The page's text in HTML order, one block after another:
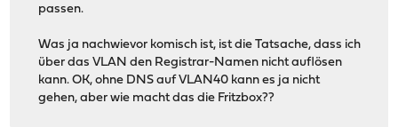
passen.
Was ja nachwievor komisch ist, ist die Tatsache, dass ich
über das VLAN den Registrar-Namen nicht auflösen
kann. OK, ohne DNS auf VLAN40 kann es ja nicht
gehen, aber wie macht das die Fritzbox??